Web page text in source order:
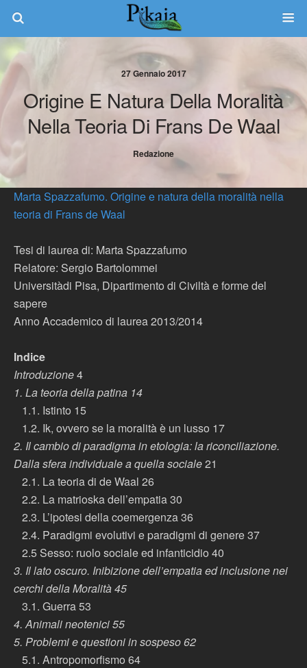
27 Gennaio 2017
Origine E Natura Della Moralità
Nella Teoria Di Frans De Waal
Redazione
Marta Spazzafumo. Origine e natura della moralità nella
teoria di Frans de Waal
Tesi di laurea di: Marta Spazzafumo
Relatore: Sergio Bartolommei
Universitàdi Pisa, Dipartimento di Civiltà e forme del
sapere
Anno Accademico di laurea 2013/2014
Indice
Introduzione4
1. La teoria della patina 14
1.1. Istinto 15
1.2. Ik, ovvero se la moralità è un lusso 17
2. Il cambio di paradigma in etologia: la riconciliazione.
Dalla sfera individuale a quella sociale21
2.1. La teoria di de Waal 26
2.2. La matrioska dell’empatia 30
2.3. L’ipotesi della coemergenza 36
2.4. Paradigmi evolutivi e paradigmi di genere 37
2.5 Sesso: ruolo sociale ed infanticidio 40
3. Il lato oscuro. Inibizione dell’empatia ed inclusione nei
cerchi della Moralità 45
3.1. Guerra 53
4. Animali neotenici 55
5. Problemi e questioni in sospeso 62
5.1. Antropomorfismo 64